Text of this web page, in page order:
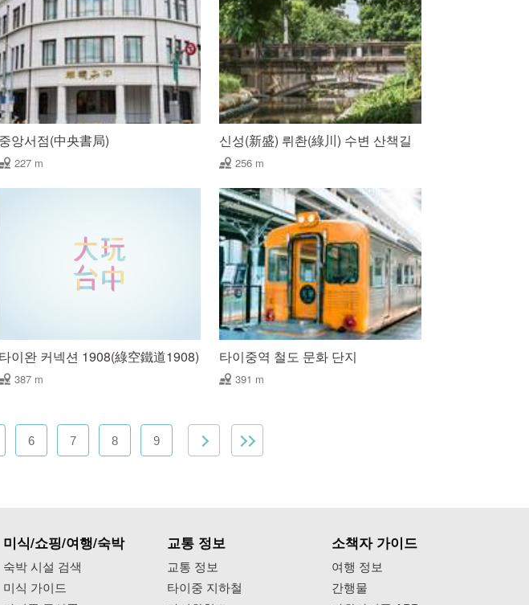
중앙서점(中央書局)
227 m
신성(新盛) 뤼촨(綠川) 수변 산책길
256 m
타이완 커넥션 1908(綠空鐵道1908)
387 m
타이중역 철도 문화 단지
391 m
6 7 8 9
미식/쇼핑/여행/숙박
숙박 시설 검색
미식 가이드
교통 정보
교통 정보
타이중 지하철
소책자 가이드
여행 정보
간행물